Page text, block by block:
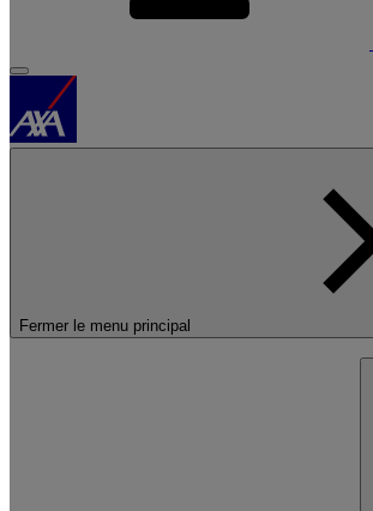
Fermer le menu principal